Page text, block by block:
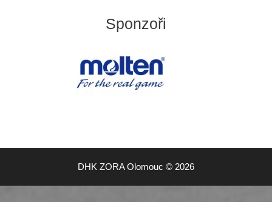
Sponzoři
DHK ZORA Olomouc © 2026